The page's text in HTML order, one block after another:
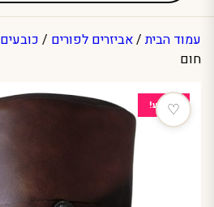
עמוד הבית/אביזרים לפורים / כובעים
חום
מבצע!
♡